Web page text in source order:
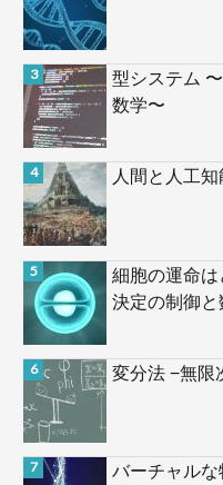
型システム
数学〜
人間と人工
細胞の運命
決定の制御
変分法 −無限
バーチャル